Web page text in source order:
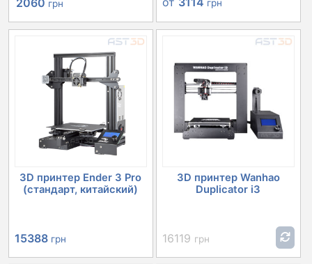
цена
составляла
2244 грн.
2060 грн
цена:
2060 грн.
грн
3D принтер Ender 3 Pro
(стандарт, китайский)
15388 грн
3D принтер Wanhao
Duplicator i3
16119 грн